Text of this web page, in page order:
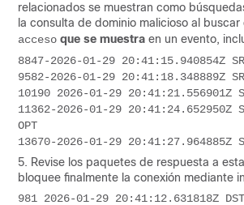
relacionados se muestran como
la consulta de dominio malicioso al
acceso que se muestra en un evento,
8847-2026-01-29 20:41:15.940854Z
9582-2026-01-29 20:41:18.348889Z
10190 2026-01-29 20:41:21.556901Z
11362-2026-01-29
OPT
13670-2026-01-29 20:41:27.964885Z
5. Revise los paquetes de respuesta a
bloquee finalmente la conexión mediante
981 2026-01-29 20:41:12.631818Z